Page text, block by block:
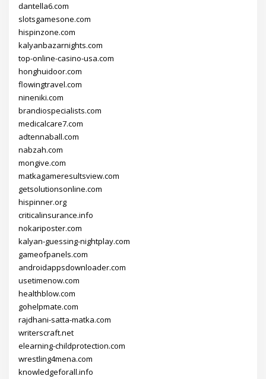
dantella6.com
slotsgamesone.com
hispinzone.com
kalyanbazarnights.com
top-online-casino-usa.com
honghuidoor.com
flowingtravel.com
nineniki.com
brandiospecialists.com
medicalcare7.com
adtennaball.com
nabzah.com
mongive.com
matkagameresultsview.com
getsolutionsonline.com
hispinner.org
criticalinsurance.info
nokariposter.com
kalyan-guessing-nightplay.com
gameofpanels.com
androidappsdownloader.com
usetimenow.com
healthblow.com
gohelpmate.com
rajdhani-satta-matka.com
writerscraft.net
elearning-childprotection.com
wrestling4mena.com
knowledgeforall.info